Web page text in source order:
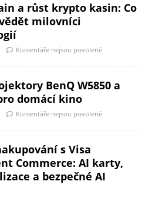
a růst krypto kasin: Co
milovníci
Komentáře nejsou povolené
BenQ W5850 a
domácí kino
Komentáře nejsou povolené
s Visa
Commerce: AI karty,
a bezpečné AI